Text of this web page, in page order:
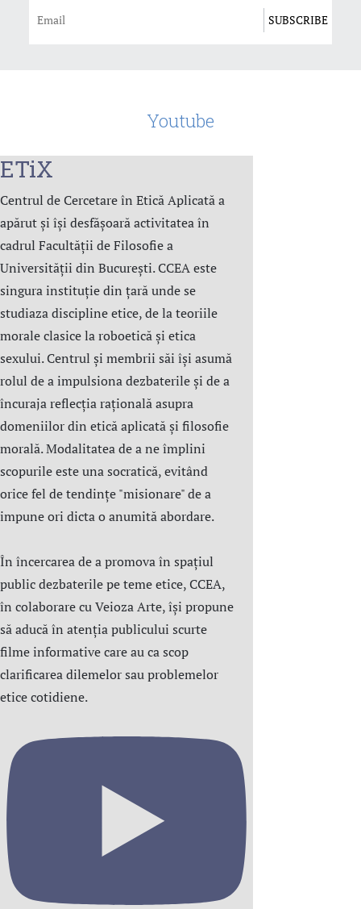
Youtube
ETiX
Centrul de Cercetare în Etică Aplicată a
apărut și își desfășoară activitatea în
cadrul Facultății de Filosofie a
Universității din București. CCEA este
singura instituție din țară unde se
studiaza discipline etice, de la teoriile
morale clasice la roboetică și etica
sexului. Centrul şi membrii săi îşi asumă
rolul de a impulsiona dezbaterile și de a
încuraja reflecția rațională asupra
domeniilor din etică aplicată şi filosofie
morală. Modalitatea de a ne împlini
scopurile este una socratică, evitând
orice fel de tendințe "misionare" de a
impune ori dicta o anumită abordare.
În încercarea de a promova în spațiul
public dezbaterile pe teme etice, CCEA,
în colaborare cu Veioza Arte, își propune
să aducă în atenția publicului scurte
filme informative care au ca scop
clarificarea dilemelor sau problemelor
etice cotidiene.